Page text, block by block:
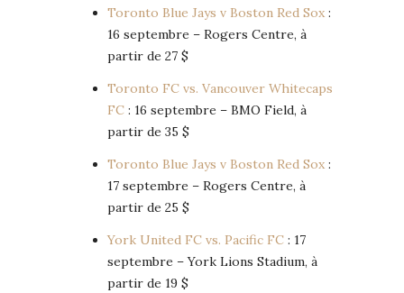
Toronto Blue Jays v Boston Red Sox :
16 septembre – Rogers Centre, à
partir de 27 $
Toronto FC vs. Vancouver Whitecaps
FC : 16 septembre – BMO Field, à
partir de 35 $
Toronto Blue Jays v Boston Red Sox :
17 septembre – Rogers Centre, à
partir de 25 $
York United FC vs. Pacific FC : 17
septembre – York Lions Stadium, à
partir de 19 $